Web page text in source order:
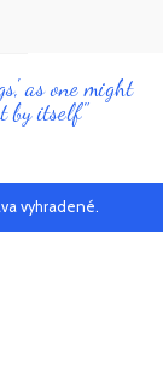
as one might
by itself"
vyhradené.